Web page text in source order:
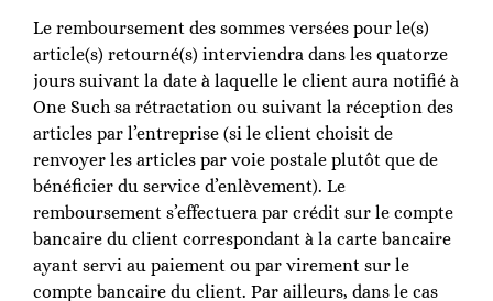
Le remboursement des sommes versées pour le(s)
article(s) retourné(s) interviendra dans les quatorze
jours suivant la date à laquelle le client aura notifié à
One Such sa rétractation ou suivant la réception des
articles par l’entreprise (si le client choisit de
renvoyer les articles par voie postale plutôt que de
bénéficier du service d’enlèvement). Le
remboursement s’effectuera par crédit sur le compte
bancaire du client correspondant à la carte bancaire
ayant servi au paiement ou par virement sur le
compte bancaire du client. Par ailleurs, dans le cas